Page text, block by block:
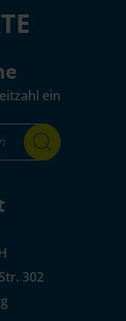
ein
302